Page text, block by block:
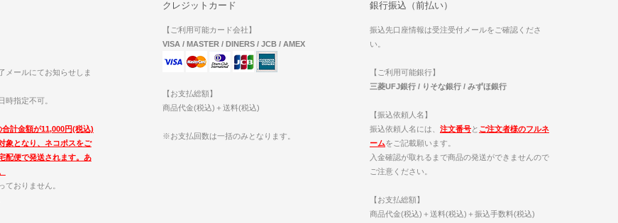
メールにてお知らせしま
時指定不可。
計金額が11,000円(税込)
象となり、ネコポスをご
配便で発送されます。あ
おりません。
クレジットカード
【ご利用可能カード会社】
VISA / MASTER / DINERS / JCB / AMEX
【お支払総額】
商品代金(税込)＋送料(税込)
※お支払回数は一括のみとなります。
銀行振込（前払い）
振込先口座情報は受注受付メールをご確認くださ
い。
【ご利用可能銀行】
三菱UFJ銀行 / りそな銀行 / みずほ銀行
【振込依頼人名】
振込依頼人名には、 注文番号と ご注文者様のフルネ
ームをご記載願います。
入金確認が取れるまで商品の発送ができませんので
ご注意ください。
【お支払総額】
商品代金(税込)＋送料(税込)＋振込手数料(税込)